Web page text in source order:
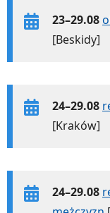
23–29.08
[Beskidy]
24–29.08
[Kraków]
24–29.08